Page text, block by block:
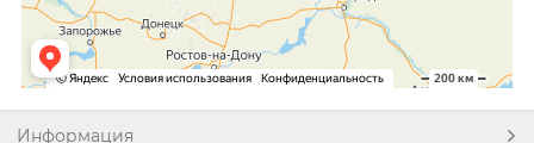
Информация